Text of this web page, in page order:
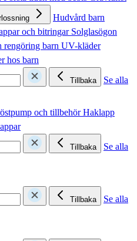
Hudvård barn
och bitringar Solglasögon
rengöring barn UV-kläder
hos barn
Tillbaka
Se alla
och tillbehörHaklapp
Tillbaka
Se alla
Tillbaka
Se alla